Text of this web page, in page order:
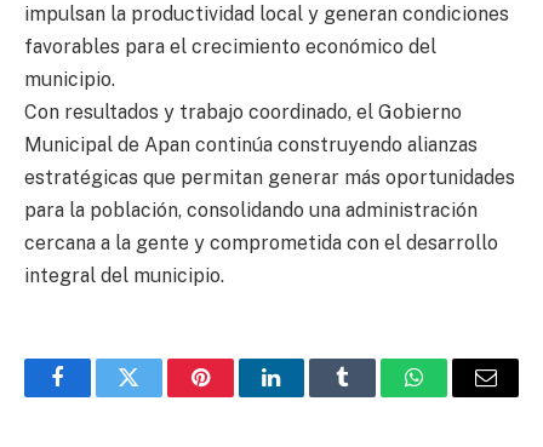
impulsan la productividad local y generan condiciones
favorables para el crecimiento económico del
municipio.
Con resultados y trabajo coordinado, el Gobierno
Municipal de Apan continúa construyendo alianzas
estratégicas que permitan generar más oportunidades
para la población, consolidando una administración
cercana a la gente y comprometida con el desarrollo
integral del municipio.
FacebookTwitter PinterestLinkedInTumblr WhatsAppEmail